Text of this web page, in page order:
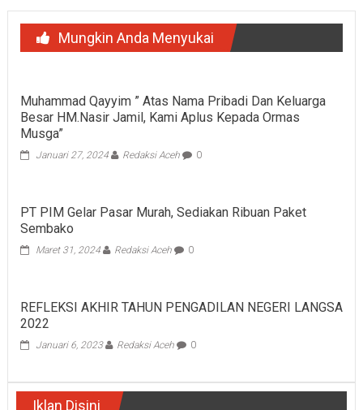
Mungkin Anda Menyukai
Muhammad Qayyim ” Atas Nama Pribadi Dan Keluarga
Besar HM.Nasir Jamil, Kami Aplus Kepada Ormas
Musga”
Januari 27, 2024 Redaksi Aceh 0
PT PIM Gelar Pasar Murah, Sediakan Ribuan Paket
Sembako
Maret 31, 2024 Redaksi Aceh 0
REFLEKSI AKHIR TAHUN PENGADILAN NEGERI LANGSA
2022
Januari 6, 2023 Redaksi Aceh 0
Iklan Disini